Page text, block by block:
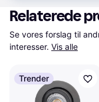
Relaterede
Se vores forslag til
interesser. Vis alle
Trender